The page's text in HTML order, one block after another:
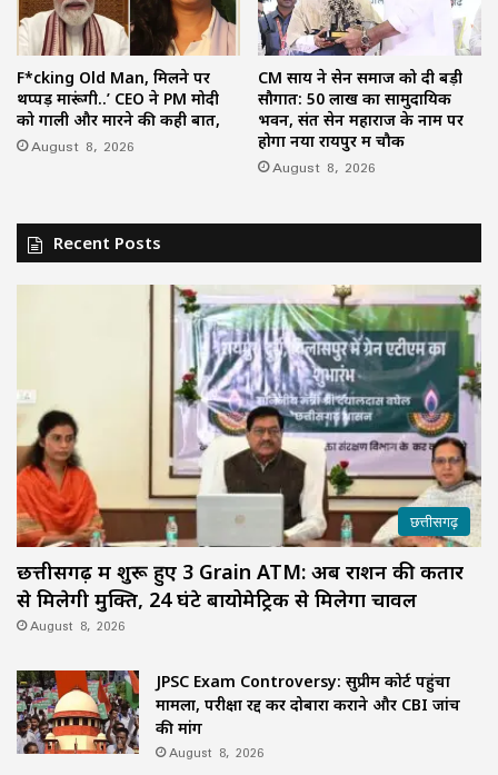
F*cking Old Man, मिलने पर
थप्पड़ मारूंगी..’ CEO ने PM मोदी
को गाली और मारने की कही बात,
August 8, 2026
CM साय ने सेन समाज को दी बड़ी
सौगात: 50 लाख का सामुदायिक
भवन, संत सेन महाराज के नाम पर
होगा नया रायपुर में चौक
August 8, 2026
Recent Posts
छत्तीसगढ़
छत्तीसगढ़ में शुरू हुए 3 Grain ATM: अब राशन की कतार
से मिलेगी मुक्ति, 24 घंटे बायोमेट्रिक से मिलेगा चावल
August 8, 2026
JPSC Exam Controversy: सुप्रीम कोर्ट पहुंचा
मामला, परीक्षा रद्द कर दोबारा कराने और CBI जांच
की मांग
August 8, 2026